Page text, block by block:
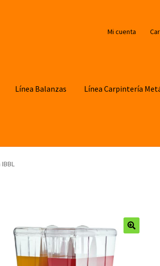
Mi cuenta
Línea Balanzas Línea Carpintería